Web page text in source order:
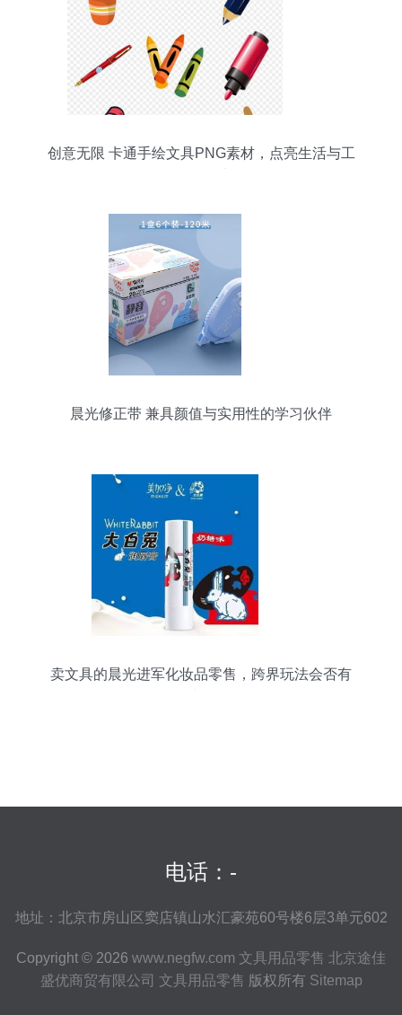
创意无限 卡通手绘文具PNG素材，点亮生活与工
晨光修正带 兼具颜值与实用性的学习伙伴
卖文具的晨光进军化妆品零售，跨界玩法会否有
电话：-
地址：北京市房山区窦店镇山水汇豪苑60号楼6层3单元602
Copyright © 2026 www.negfw.com 文具用品零售 北京途佳
盛优商贸有限公司 文具用品零售 版权所有 Sitemap